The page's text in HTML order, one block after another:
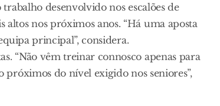
desenvolvido nos escalões de
nos próximos anos. “Há uma aposta
principal”, considera.
“Não vêm treinar connosco apenas para
do nível exigido nos seniores”,